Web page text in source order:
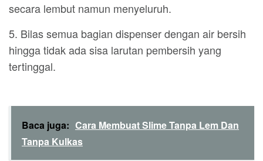
secara lembut namun menyeluruh.
5. Bilas semua bagian dispenser dengan air bersih
hingga tidak ada sisa larutan pembersih yang
tertinggal.
Baca juga: Cara Membuat Slime Tanpa Lem Dan
Tanpa Kulkas